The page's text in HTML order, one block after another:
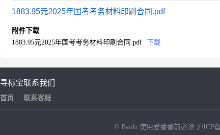
1883.95元2025年国考考务材料印刷合同.pdf
附件下载
1883.95元2025年国考考务材料印刷合同.pdf
下载
寻标宝
首页
联系我们
联系客服
© Baidu 使用爱番番前必读 沪ICP